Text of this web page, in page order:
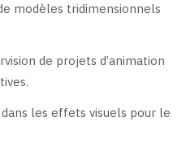
modèles tridimensionnels
de projets d’animation
les effets visuels pour le